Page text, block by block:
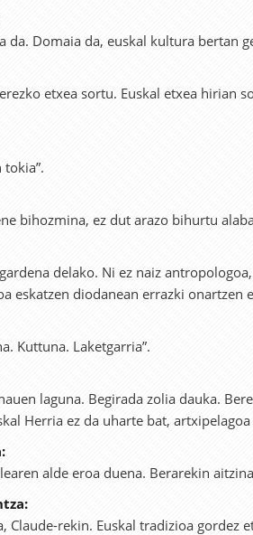
da. Domaia da, euskal kultura bertan
etxea sortu. Euskal etxea hirian
bihozmina, ez dut arazo bihurtu
delako. Ni ez naiz
eskatzen diodanean errazki onartzen
Kuttuna. Laketgarria”.
laguna. Begirada zolia dauka.
Herria ez da uharte bat, artxipelagoa
alde eroa duena. Berarekin
Claude-rekin. Euskal tradizioa gordez